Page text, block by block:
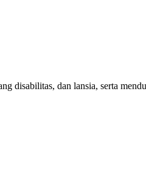
disabilitas, dan lansia, serta